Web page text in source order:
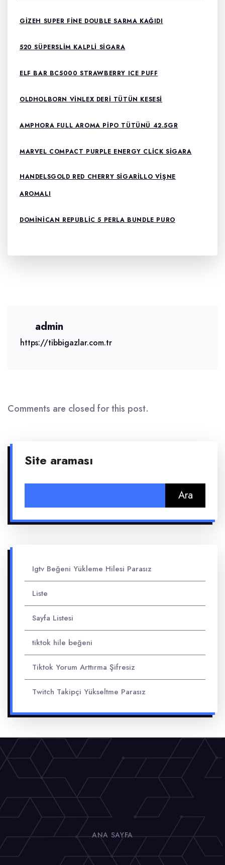
GIZEH SUPER FINE DOUBLE SARMA KAĞIDI
520 SÜPERSLIM KALPLI SIGARA
ELF BAR BC5000 STRAWBERRY ICE PUFF
OLDHOLBORN VINLEX DERI TÜTÜN KESESI
AMPHORA FULL AROMA PIPO TÜTÜNÜ 42.5GR
MARVEL COMPACT PURPLE ENERGY CLICK SIGARA
HANDELSGOLD RED CHERRY SIGARILLO VIŞNE
AROMALI
DOMINICAN REPUBLIC 5 PERLA BUNDLE PURO
admin
https://tibbigazlar.com.tr
Comments are closed for this post.
Site araması
Igtv Beğeni Yükleme Hilesi Parasız
Liste
Sayfa Listesi
tiktok hile beğeni
Tiktok Yorum Arttırma Şifresiz
Twitch Takipçi Yükseltme Parasız
ANA SAYFA